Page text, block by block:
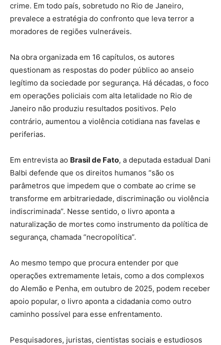
crime. Em todo país, sobretudo no Rio de Janeiro,
prevalece a estratégia do confronto que leva terror a
moradores de regiões vulneráveis.
Na obra organizada em 16 capítulos, os autores
questionam as respostas do poder público ao anseio
legítimo da sociedade por segurança. Há décadas, o foco
em operações policiais com alta letalidade no Rio de
Janeiro não produziu resultados positivos. Pelo
contrário, aumentou a violência cotidiana nas favelas e
periferias.
Em entrevista ao Brasil de Fato, a deputada estadual Dani
Balbi defende que os direitos humanos “são os
parâmetros que impedem que o combate ao crime se
transforme em arbitrariedade, discriminação ou violência
indiscriminada”. Nesse sentido, o livro aponta a
naturalização de mortes como instrumento da política de
segurança, chamada “necropolítica”.
Ao mesmo tempo que procura entender por que
operações extremamente letais, como a dos complexos
do Alemão e Penha, em outubro de 2025, podem receber
apoio popular, o livro aponta a cidadania como outro
caminho possível para esse enfrentamento.
Pesquisadores, juristas, cientistas sociais e estudiosos